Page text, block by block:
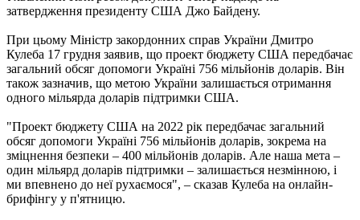
затвердження президенту США Джо Байдену.
При цьому Міністр закордонних справ України Дмитро
Кулеба 17 грудня заявив, що проект бюджету США передбачає
загальний обсяг допомоги Україні 756 мільйонів доларів. Він
також зазначив, що метою України залишається отримання
одного мільярда доларів підтримки США.
"Проект бюджету США на 2022 рік передбачає загальний
обсяг допомоги Україні 756 мільйонів доларів, зокрема на
зміцнення безпеки – 400 мільйонів доларів. Але наша мета –
один мільярд доларів підтримки – залишається незмінною, і
ми впевнено до неї рухаємося", – сказав Кулеба на онлайн-
брифінгу у п'ятницю.